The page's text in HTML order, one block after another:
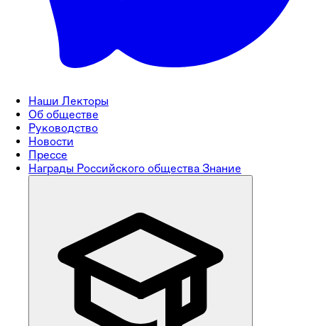
Наши Лекторы
Об обществе
Руководство
Новости
Прессе
Награды Российского общества Знание